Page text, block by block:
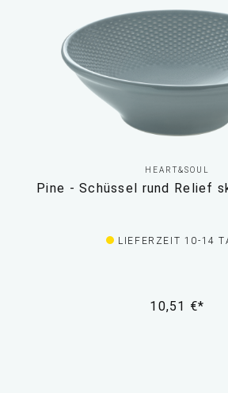
HEART&SOUL
Pine - Schüssel rund Relief
LIEFERZEIT 10-14
10,51 €*